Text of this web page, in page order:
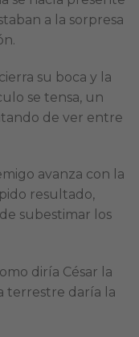
a la sorpresa
su boca y la
se tensa, un
de ver entre
avanza con la
resultado,
subestimar los
diría César la
terrestre daría la